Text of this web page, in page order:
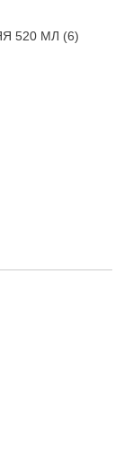
520 МЛ (6)